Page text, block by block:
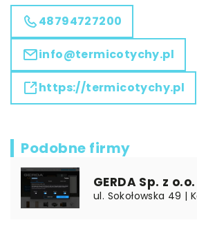
48794727200
info@termicotychy.pl
https://termicotychy.pl
Podobne firmy
GERDA Sp. z o.o.
ul. Sokołowska 49 |